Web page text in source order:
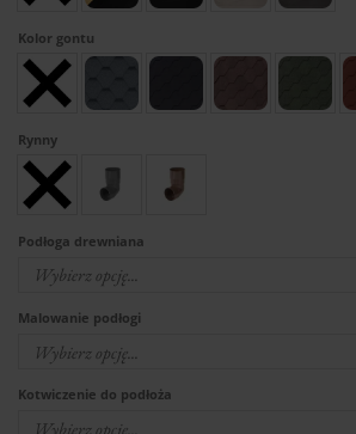
Kolor gontu
Rynny
Podłoga drewniana
Malowanie podłogi
Kotwiczenie do podłoża